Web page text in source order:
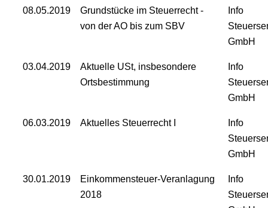
08.05.2019
Grundstücke im Steuerrecht -
von der AO bis zum SBV
Info
GmbH
03.04.2019
Aktuelle USt, insbesondere
Ortsbestimmung
Info
GmbH
06.03.2019 Aktuelles Steuerrecht I
Info
GmbH
30.01.2019
Einkommensteuer-Veranlagung
2018
Info